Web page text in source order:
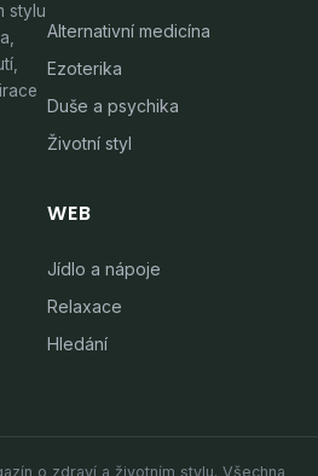
stylu
Alternativní medicína
Ezoterika
Duše a psychika
Životní styl
WEB
Jídlo a nápoje
Relaxace
Hledání
o zdraví a životním stylu. Všechna